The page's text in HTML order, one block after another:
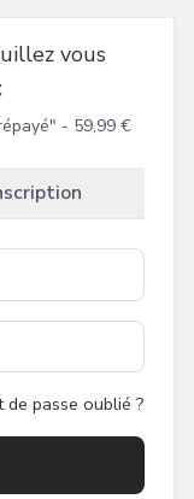
vous
" - 59,99 €
de passe oublié ?